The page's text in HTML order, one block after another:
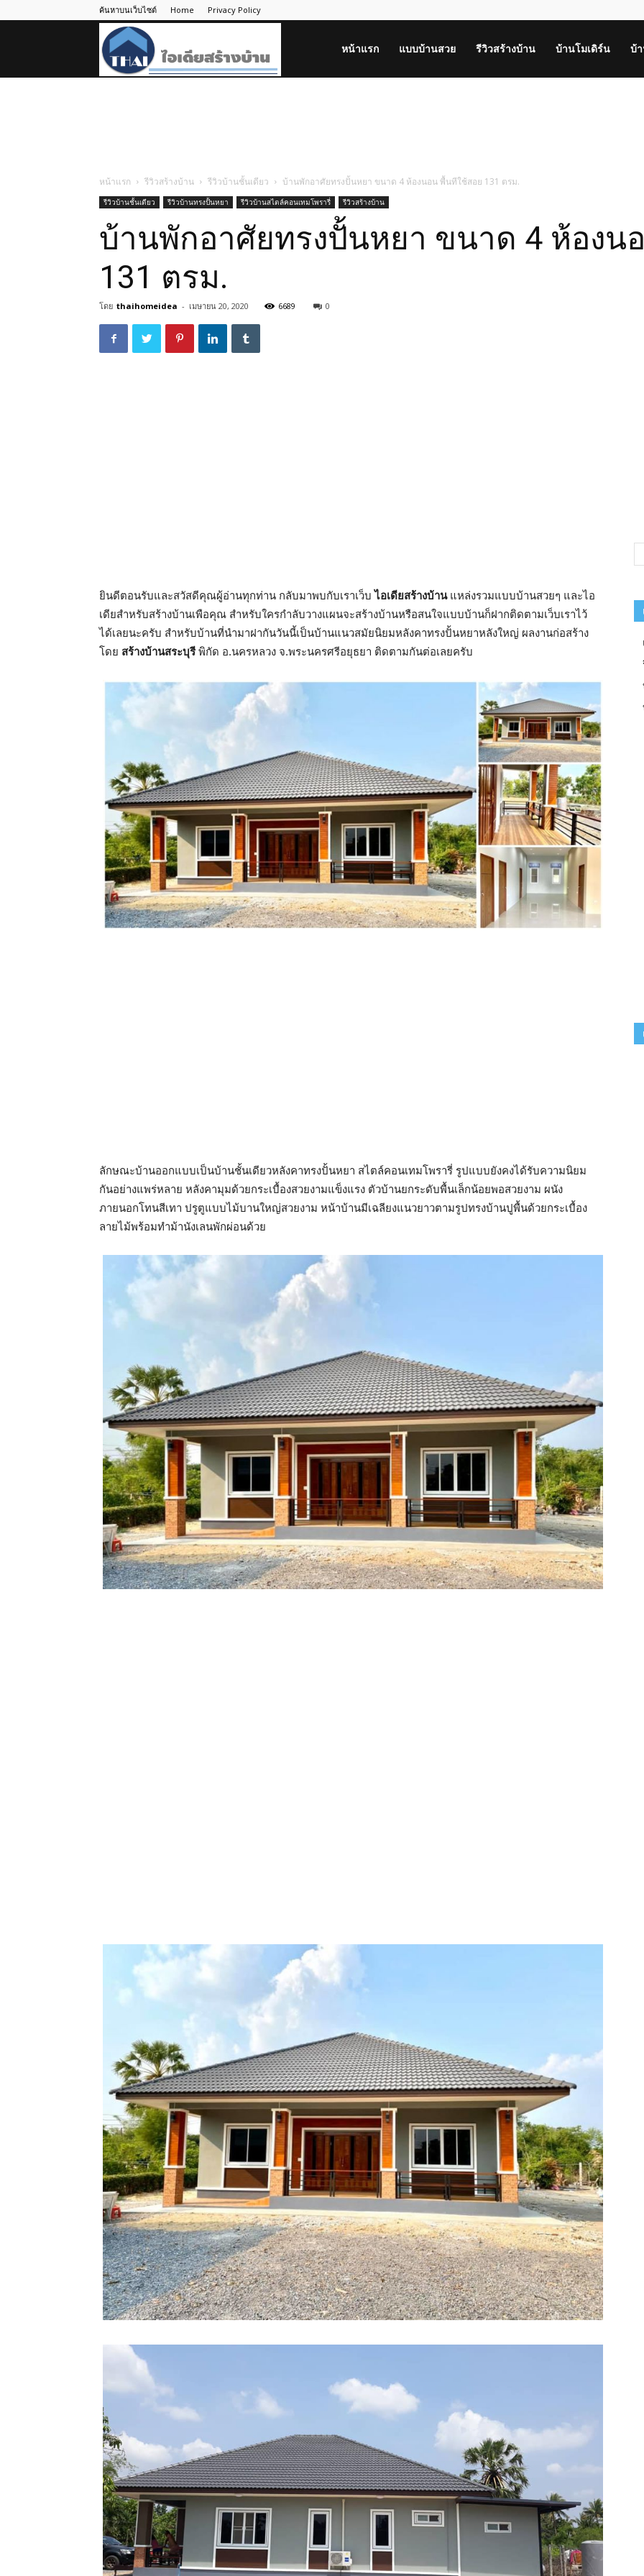
ค้นหาบนเว็บไซต์ Home Privacy Policy
หน้าแรก แบบบ้านสวย รีวิวสร้างบ้าน บ้านโมเดิร์น บ้
หน้าแรก รีวิวสร้างบ้าน รีวิวบ้านชั้นเดียว บ้านพักอาศัยทรงปั้นหยา ขนาด 4 ห้องนอน พื้นทีใช้สอย 131 ตรม.
รีวิวบ้านชั้นเดียว รีวิวบ้านทรงปั้นหยา รีวิวบ้านสไตล์คอนเทมโพรารี่ รีวิวสร้างบ้าน
บ้านพักอาศัยทรงปั้นหยา ขนาด 4 ห้องน
131 ตรม.
โดย thaihomeidea - เมษายน 20, 2020 6689 0
ยินดีตอนรับและสวัสดีคุณผู้อ่านทุกท่าน กลับมาพบกับเราเว็บไอเดียสร้างบ้านแหล่งรวมแบบบ้านสวยๆ และไอ
เดียสำหรับสร้างบ้านเพือคุณ สำหรับใครกำลับวางแผนจะสร้างบ้านหรือสนใจแบบบ้านก็ฝากติดตามเว็บเราไว้
ได้เลยนะครับ สำหรับบ้านที่นำมาฝากันวันนี้เป็นบ้านแนวสมัยนิยมหลังคาทรงปั้นหยาหลังใหญ่ ผลงานก่อสร้าง
โดย สร้างบ้านสระบุรีพิกัด อ.นครหลวง จ.พระนครศรีอยุธยา ติดตามกันต่อเลยครับ
ลักษณะบ้านออกแบบเป็นบ้านชั้นเดียวหลังคาทรงปั้นหยา สไตล์คอนเทมโพรารี่ รูปแบบยังคงได้รับความนิยม
กันอย่างแพร่หลาย หลังคามุมด้วยกระเบื้องสวยงามแข็งแรง ตัวบ้านยกระดับพื้นเล็กน้อยพอสวยงาม ผนัง
ภายนอกโทนสีเทา ปรูตูแบบไม้บานใหญ่สวยงาม หน้าบ้านมีเฉลียงแนวยาวตามรูปทรงบ้านปูพื้นด้วยกระเบื้อง
ลายไม้พร้อมทำม้านังเลนพักผ่อนด้วย